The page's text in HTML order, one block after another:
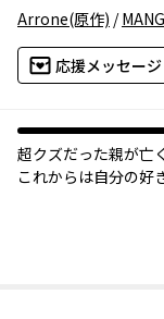
Arrone(原作) /
応援メッセージ
超クズだった親が亡
これからは自分の好
のアンケートに答え